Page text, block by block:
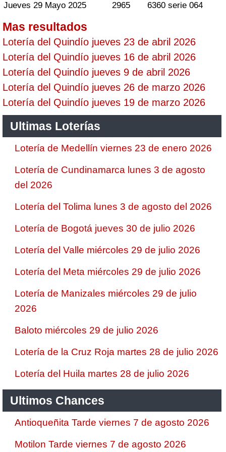
Jueves 29 Mayo 2025 2965 6360 serie 064
Mas resultados
Lotería del Quindío jueves 23 de abril 2026
Lotería del Quindío jueves 16 de abril 2026
Lotería del Quindío jueves 9 de abril 2026
Lotería del Quindío jueves 26 de marzo 2026
Lotería del Quindío jueves 19 de marzo 2026
Ultimas Loterías
Lotería de Medellín viernes 23 de enero 2026
Lotería de Cundinamarca lunes 3 de agosto
del 2026
Lotería del Tolima lunes 3 de agosto del 2026
Lotería de Bogotá jueves 30 de julio 2026
Lotería del Valle miércoles 29 de julio 2026
Lotería del Meta miércoles 29 de julio 2026
Lotería de Manizales miércoles 29 de julio
2026
Baloto miércoles 29 de julio 2026
Lotería de la Cruz Roja martes 28 de julio 2026
Lotería del Huila martes 28 de julio 2026
Ultimos Chances
Antioqueñita Tarde viernes 7 de agosto 2026
Motilon Tarde viernes 7 de agosto 2026